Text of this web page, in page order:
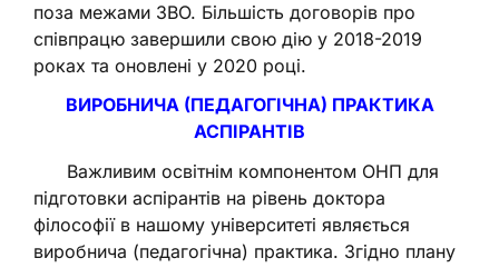
поза межами ЗВО. Більшість договорів про
співпрацю завершили свою дію у 2018-2019
роках та оновлені у 2020 році.
ВИРОБНИЧА (ПЕДАГОГІЧНА) ПРАКТИКА
АСПІРАНТІВ
Важливим освітнім компонентом ОНП для
підготовки аспірантів на рівень доктора
філософії в нашому університеті являється
виробнича (педагогічна) практика. Згідно плану